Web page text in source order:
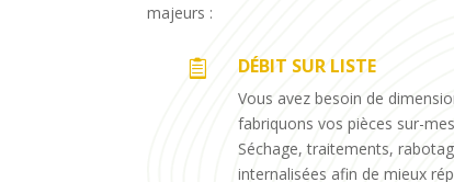
majeurs :
 DÉBIT SUR LISTE
Vous avez besoin de
fabriquons vos pièces sur-
Séchage, traitements,
internalisées afin de mieux